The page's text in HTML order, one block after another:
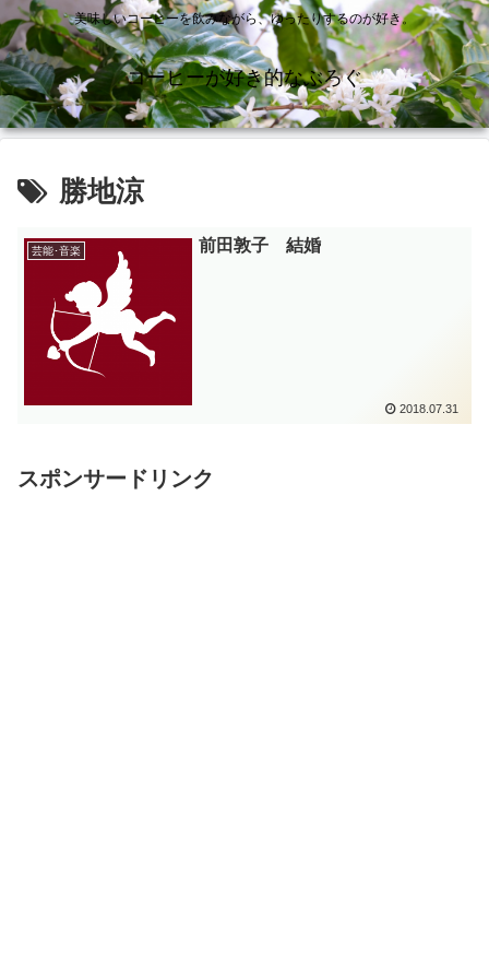
美味しいコーヒーを飲みながら、ゆったりするのが好き。
コーヒーが好き的なぶろぐ
勝地涼
芸能･音楽 前田敦子 結婚
2018.07.31
スポンサードリンク